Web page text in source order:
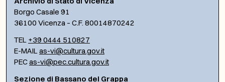
Borgo Casale 91
36100 Vicenza – C.F. 80014870242
TEL +39 0444 510827
E-MAILas-vi@cultura.gov.it
PECas-vi@pec.cultura.gov.it
Sezione di Bassano del Grappa